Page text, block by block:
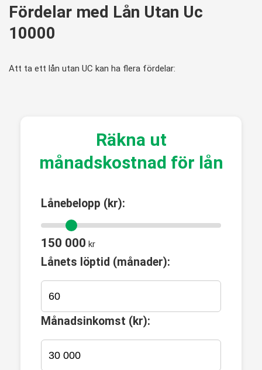
Fördelar med Lån Utan Uc
10000
Att ta ett lån utan UC kan ha flera fördelar:
Räkna ut
månadskostnad för lån
Lånebelopp (kr):
150 000 kr
Lånets löptid (månader):
Månadsinkomst (kr):